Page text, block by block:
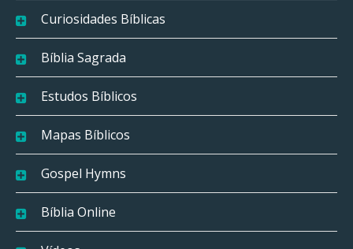
Curiosidades Bíblicas
Bíblia Sagrada
Estudos Bíblicos
Mapas Bíblicos
Gospel Hymns
Bíblia Online